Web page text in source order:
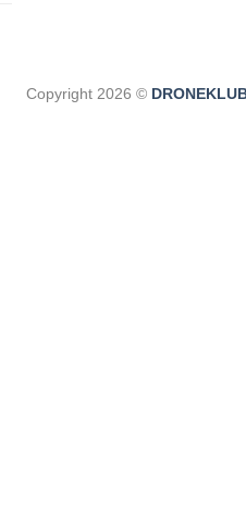
Copyright 2026 ©